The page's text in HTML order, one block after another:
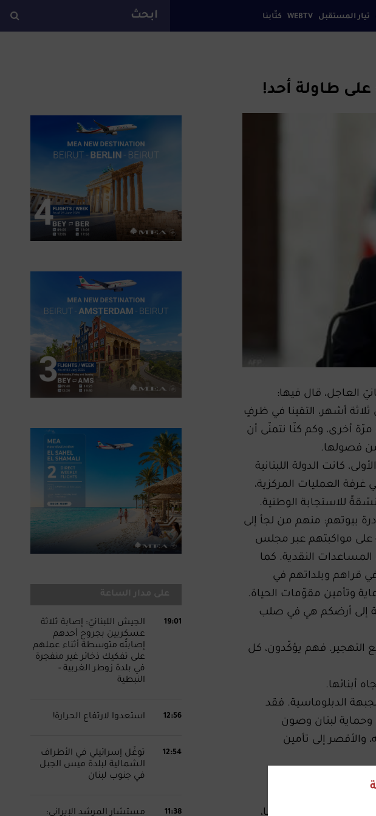
تيار المستقبل WEBTV كتّابنا
على طاولة أحد!
العاجل، قال فيها:
أشهر، التقينا في ظرفٍ
أخرى، وكم كنّا نتمنّى أن
من فصولها.
كانت الدولة اللبنانية
العمليات المركزية،
للاستجابة الوطنية.
بيوتهم: منهم من لجأ إلى
على مواكبتهم عبر مجلس
النقدية. كما
قراهم وبلداتهم في
وتأمين مقوّمات الحياة.
إلى أرضكم هي في صلب
التهجير. فهم يؤكّدون، كل
أبنائها.
الدبلوماسية. فقد
وحماية لبنان وصون
والأقصر إلى تأمين
نجحنا في الوصول الى
يكون الحرس الثوري
هذه الحرب ليست حربنا،
19:01
‏الجيش اللبنانيّ: إصابة ثلاثة
عسكريين بجروح أحدهم
إصابتُه متوسطة أثناء عملهم
على تفكيك ذخائر غير منفجرة
في بلدة زوطر الغربية -
النبطية
12:56 استعدوا لارتفاع الحرارة!
12:54
توغّل إسرائيلي في الأطراف
الشمالية لبلدة ميس الجبل
في جنوب لبنان
11:38
مستشار المرشد الإيراني: